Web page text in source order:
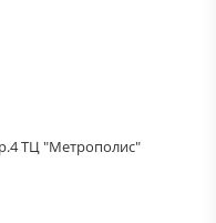
ТЦ "Метрополис"